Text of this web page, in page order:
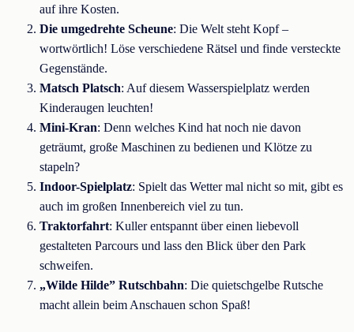
auf ihre Kosten.
Die umgedrehte Scheune: Die Welt steht Kopf –
wortwörtlich! Löse verschiedene Rätsel und finde versteckte
Gegenstände.
Matsch Platsch: Auf diesem Wasserspielplatz werden
Kinderaugen leuchten!
Mini-Kran: Denn welches Kind hat noch nie davon
geträumt, große Maschinen zu bedienen und Klötze zu
stapeln?
Indoor-Spielplatz: Spielt das Wetter mal nicht so mit, gibt es
auch im großen Innenbereich viel zu tun.
Traktorfahrt: Kuller entspannt über einen liebevoll
gestalteten Parcours und lass den Blick über den Park
schweifen.
„Wilde Hilde” Rutschbahn: Die quietschgelbe Rutsche
macht allein beim Anschauen schon Spaß!